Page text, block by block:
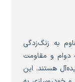
به زنگ‌زدگی
دوام و مقاومت
هستند. این